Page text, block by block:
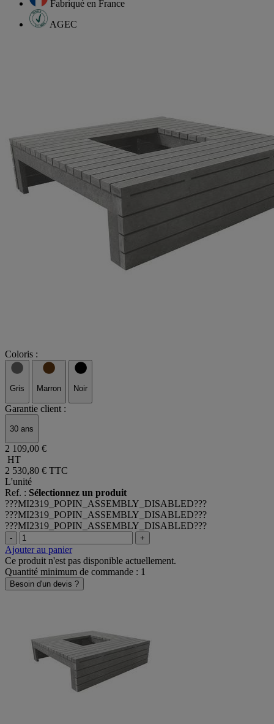
Fabriqué en France
AGEC
Coloris :
Gris Marron Noir
Garantie client :
30 ans
2 109,00 €
HT
2 530,80 € TTC
L'unité
Ref. : Sélectionnez un produit
???MI2319_POPIN_ASSEMBLY_DISABLED???
???MI2319_POPIN_ASSEMBLY_DISABLED???
???MI2319_POPIN_ASSEMBLY_DISABLED???
- +
Ajouter au panier
Ce produit n'est pas disponible actuellement.
Quantité minimum de commande : 1
Besoin d'un devis ?